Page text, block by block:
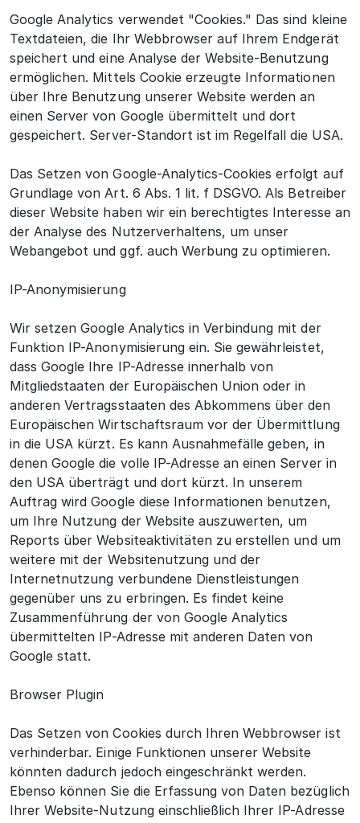
Google Analytics verwendet "Cookies." Das sind kleine
Textdateien, die Ihr Webbrowser auf Ihrem Endgerät
speichert und eine Analyse der Website-Benutzung
ermöglichen. Mittels Cookie erzeugte Informationen
über Ihre Benutzung unserer Website werden an
einen Server von Google übermittelt und dort
gespeichert. Server-Standort ist im Regelfall die USA.
Das Setzen von Google-Analytics-Cookies erfolgt auf
Grundlage von Art. 6 Abs. 1 lit. f DSGVO. Als Betreiber
dieser Website haben wir ein berechtigtes Interesse an
der Analyse des Nutzerverhaltens, um unser
Webangebot und ggf. auch Werbung zu optimieren.
IP-Anonymisierung
Wir setzen Google Analytics in Verbindung mit der
Funktion IP-Anonymisierung ein. Sie gewährleistet,
dass Google Ihre IP-Adresse innerhalb von
Mitgliedstaaten der Europäischen Union oder in
anderen Vertragsstaaten des Abkommens über den
Europäischen Wirtschaftsraum vor der Übermittlung
in die USA kürzt. Es kann Ausnahmefälle geben, in
denen Google die volle IP-Adresse an einen Server in
den USA überträgt und dort kürzt. In unserem
Auftrag wird Google diese Informationen benutzen,
um Ihre Nutzung der Website auszuwerten, um
Reports über Websiteaktivitäten zu erstellen und um
weitere mit der Websitenutzung und der
Internetnutzung verbundene Dienstleistungen
gegenüber uns zu erbringen. Es findet keine
Zusammenführung der von Google Analytics
übermittelten IP-Adresse mit anderen Daten von
Google statt.
Browser Plugin
Das Setzen von Cookies durch Ihren Webbrowser ist
verhinderbar. Einige Funktionen unserer Website
könnten dadurch jedoch eingeschränkt werden.
Ebenso können Sie die Erfassung von Daten bezüglich
Ihrer Website-Nutzung einschließlich Ihrer IP-Adresse